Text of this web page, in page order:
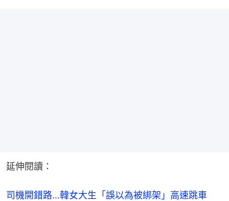
延伸閱讀：
司機開錯路…韓女大生「誤以為被綁架」高速跳車